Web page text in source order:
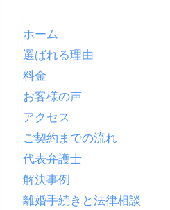
ホーム
選ばれる理由
料金
お客様の声
アクセス
ご契約までの流れ
代表弁護士
解決事例
離婚手続きと法律相談